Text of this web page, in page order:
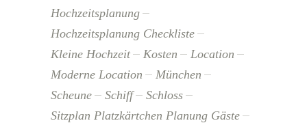
Hochzeitsplanung
Hochzeitsplanung Checkliste
Kleine Hochzeit
Kosten
Location
Moderne Location
München
Scheune
Schiff
Schloss
Sitzplan Platzkärtchen Planung Gäste